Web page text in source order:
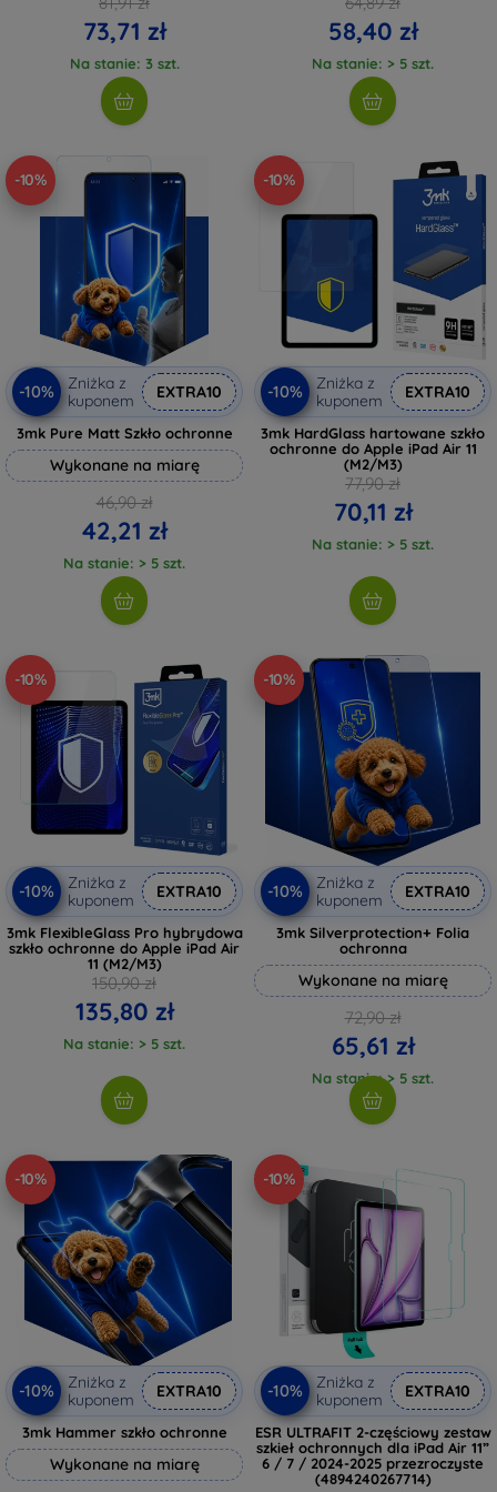
73,71 zł
Na stanie: 3 szt.
58,40 zł
Na stanie: > 5 szt.
-10%
-10%
Zniżka z
kuponem
EXTRA10
3mk Pure Matt Szkło ochronne
Wykonane na miarę
46,90 zł
42,21 zł
Na stanie: > 5 szt.
-10%
-10%
Zniżka z
kuponem
EXTRA10
3mk HardGlass hartowane szkło
ochronne do Apple iPad Air 11
(M2/M3)
77,90 zł
70,11 zł
Na stanie: > 5 szt.
-10%
-10%
Zniżka z
kuponem
EXTRA10
3mk FlexibleGlass Pro hybrydowa
szkło ochronne do Apple iPad Air
11 (M2/M3)
150,90 zł
135,80 zł
Na stanie: > 5 szt.
-10%
-10%
Zniżka z
kuponem
EXTRA10
3mk Silverprotection+ Folia
ochronna
Wykonane na miarę
72,90 zł
65,61 zł
Na stanie: > 5 szt.
-10%
-10%
Zniżka z
kuponem
EXTRA10
3mk Hammer szkło ochronne
Wykonane na miarę
-10%
-10%
Zniżka z
kuponem
EXTRA10
ESR ULTRAFIT 2-częściowy zestaw
szkieł ochronnych dla iPad Air 11”
6 / 7 / 2024-2025 przezroczyste
(4894240267714)